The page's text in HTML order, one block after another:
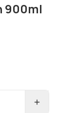
900ml